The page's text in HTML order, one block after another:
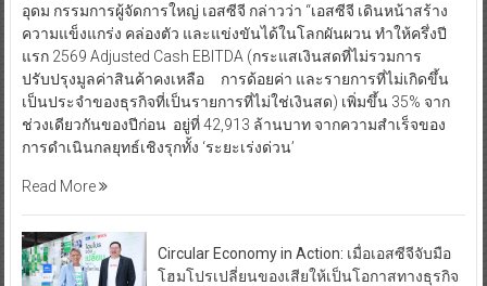
อุดม กรรมการผู้จัดการใหญ่ เอสซีจี กล่าวว่า “เอสซีจี เดินหน้าสร้าง
ความแข็งแกร่ง คล่องตัว และแข่งขันได้ในโลกผันผวน ทำให้ครึ่งปี
แรก 2569 Adjusted Cash EBITDA (กระแสเงินสดที่ไม่รวมการ
ปรับปรุงมูลค่าสินค้าคงเหลือ การด้อยค่า และรายการที่ไม่เกิดขึ้น
เป็นประจำของธุรกิจที่เป็นรายการที่ไม่ใช่เงินสด) เพิ่มขึ้น 35% จาก
ช่วงเดียวกันของปีก่อน อยู่ที่ 42,913 ล้านบาท จากความสำเร็จของ
การดำเนินกลยุทธ์เชิงรุกทั้ง ‘ระยะเร่งด่วน’
Read More
Circular Economy in Action: เมื่อเอสซีจีจับมือ
โฮมโปรเปลี่ยนของเสียให้เป็นโอกาสทางธุรกิจ